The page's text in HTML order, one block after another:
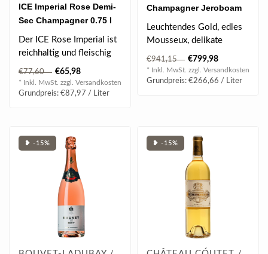
ICE Imperial Rose Demi-
Sec Champagner 0.75 l
12.5% vol
Der ICE Rose Imperial ist
reichhaltig und fleischig
am Gaumen und verführt
mit ..
€77,60 €65,98
* Inkl. MwSt. zzgl. Versandkosten
Grundpreis: €87,97 / Liter
Champagner Jeroboam
3.00 l 12.5% vol
Leuchtendes Gold, edles
Mousseux, delikate
Fruchtnuancen, filigrane
Zitrusnoten,..
€941,15 €799,98
* Inkl. MwSt. zzgl. Versandkosten
Grundpreis: €266,66 / Liter
❥ -15% ❥ -15%